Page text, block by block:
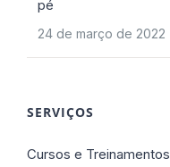
pé
24 de março de 2022
SERVIÇOS
Cursos e Treinamentos